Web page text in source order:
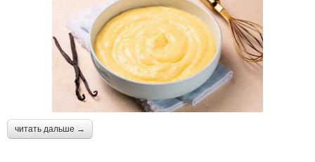
читать дальше →